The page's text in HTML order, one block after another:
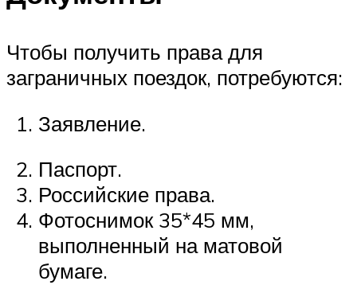
Чтобы получить права для
заграничных поездок, потребуются:
Заявление.
Паспорт.
Российские права.
Фотоснимок 35*45 мм,
выполненный на матовой
бумаге.